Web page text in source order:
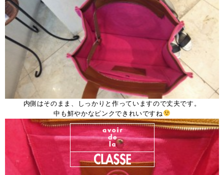
内側はそのまま、しっかりと作っていますので丈夫です。
中も鮮やかなピンクできれいですね